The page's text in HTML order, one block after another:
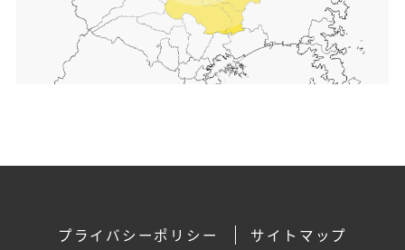
プライバシーポリシー サイトマップ